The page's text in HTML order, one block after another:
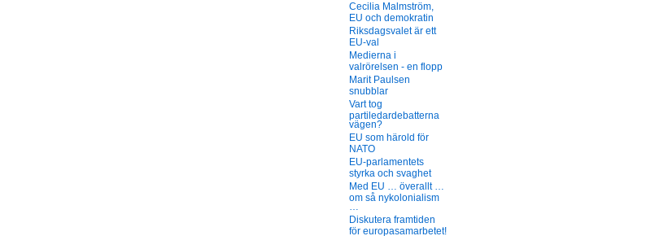
Cecilia Malmström,
EU och demokratin
Riksdagsvalet är ett
EU-val
Medierna i
valrörelsen - en flopp
Marit Paulsen
snubblar
Vart tog
partiledardebatterna
vägen?
EU som härold för
NATO
EU-parlamentets
styrka och svaghet
Med EU … överallt …
om så nykolonialism
Diskutera framtiden
för europasamarbetet!